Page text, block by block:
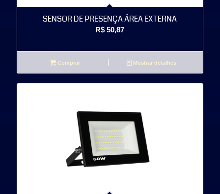
SENSOR DE PRESENÇA ÁREA EXTERNA
R$ 50,87
Comprar Mostrar detalhes